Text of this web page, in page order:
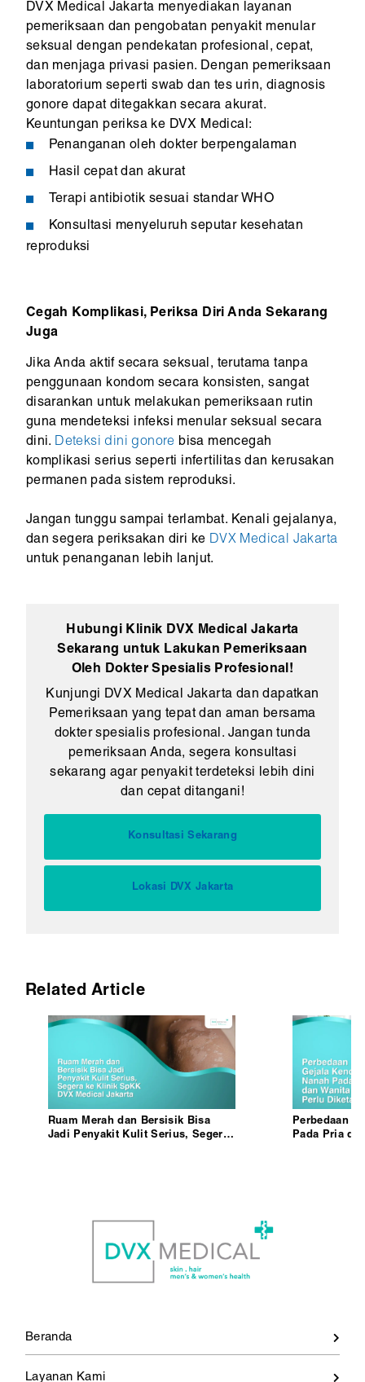
DVX Medical Jakarta menyediakan layanan
pemeriksaan dan pengobatan penyakit menular
seksual dengan pendekatan profesional, cepat,
dan menjaga privasi pasien. Dengan pemeriksaan
laboratorium seperti swab dan tes urin, diagnosis
gonore dapat ditegakkan secara akurat.
Keuntungan periksa ke DVX Medical:
Penanganan oleh dokter berpengalaman
Hasil cepat dan akurat
Terapi antibiotik sesuai standar WHO
Konsultasi menyeluruh seputar kesehatan
reproduksi
Cegah Komplikasi, Periksa Diri Anda Sekarang
Juga
Jika Anda aktif secara seksual, terutama tanpa
penggunaan kondom secara konsisten, sangat
disarankan untuk melakukan pemeriksaan rutin
guna mendeteksi infeksi menular seksual secara
dini. Deteksi dini gonore bisa mencegah
komplikasi serius seperti infertilitas dan kerusakan
permanen pada sistem reproduksi.
Jangan tunggu sampai terlambat. Kenali gejalanya,
dan segera periksakan diri ke DVX Medical Jakarta
untuk penanganan lebih lanjut.
Hubungi Klinik DVX Medical Jakarta
Sekarang untuk Lakukan Pemeriksaan
Oleh Dokter Spesialis Profesional!
Kunjungi DVX Medical Jakarta dan dapatkan
Pemeriksaan yang tepat dan aman bersama
dokter spesialis profesional. Jangan tunda
pemeriksaan Anda, segera konsultasi
sekarang agar penyakit terdeteksi lebih dini
dan cepat ditangani!
Konsultasi Sekarang
Lokasi DVX Jakarta
Related Article
Ruam Merah dan Bersisik Bisa
Jadi Penyakit Kulit Serius, Segera
Perbedaan
Pada Pria
Beranda
Layanan Kami